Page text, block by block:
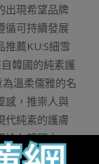
出現希望品牌
循可持續發展
薦KU:S細雪
韓國的純素護
為溫柔儒雅的名
感，推崇人與
代純素的護膚
論在韓國本
霜里含有獨